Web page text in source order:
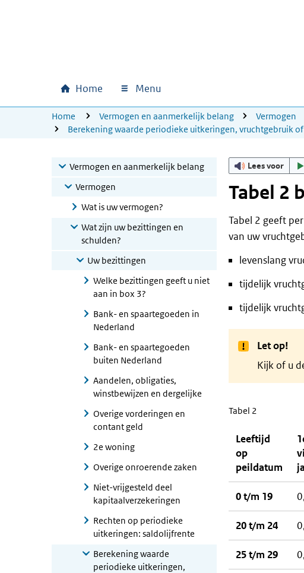
Hoofdnavigatie
Home Menu
U bevindt zich hier:
Home Vermogen en aanmerkelijk belang Vermogen
Berekening waarde periodieke uitkeringen, vruchtgebruik
Vermogen en aanmerkelijk belang
Vermogen
Wat is uw vermogen?
Wat zijn uw bezittingen en
schulden?
Uw bezittingen
Welke bezittingen geeft u niet
aan in box 3?
Bank- en spaartegoeden in
Nederland
Bank- en spaartegoeden
buiten Nederland
Aandelen, obligaties,
winstbewijzen en dergelijke
Overige vorderingen en
contant geld
2e woning
Overige onroerende zaken
Niet-vrijgesteld deel
kapitaalverzekeringen
Rechten op periodieke
uitkeringen: saldolijfrente
Berekening waarde
periodieke uitkeringen,
Lees voor
Tabel 2
Tabel 2 geeft
van uw
levenslang
tijdelijk
tijdelijk
Let op!
Kijk of u
Tabel 2
Leeftijd
op
peildatum
0 t/m 19
20 t/m 24
25 t/m 29